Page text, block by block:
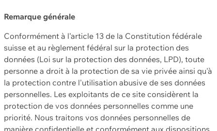
Remarque générale
Conformément à l'article 13 de la Constitution fédérale
suisse et au règlement fédéral sur la protection des
données (Loi sur la protection des données, LPD), toute
personne a droit à la protection de sa vie privée ainsi qu'à
la protection contre l'utilisation abusive de ses données
personnelles. Les exploitants de ce site considèrent la
protection de vos données personnelles comme une
priorité. Nous traitons vos données personnelles de
manière confidentielle et conformément aux dispositions